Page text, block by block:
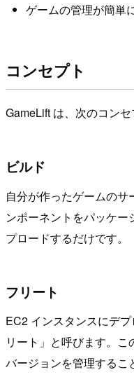
ゲームの管理が簡単
コンセプト
GameLift は、次のコンセ
ビルド
自分が作ったゲームのサ
ンポーネントをパッケー
プロードするだけです。
フリート
EC2 インスタンスにデ
リート」と呼びます。
バージョンを管理するこ